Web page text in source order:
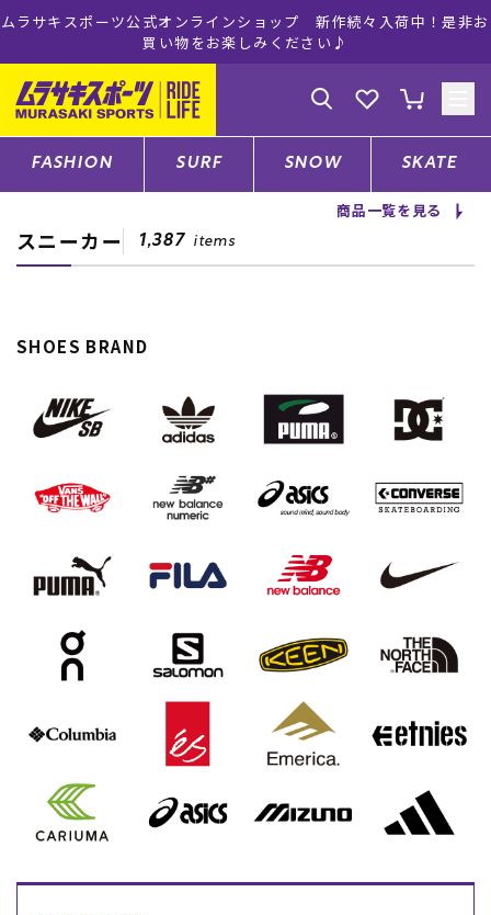
ムラサキスポーツ公式オンラインショップ 新作続々入荷中！是非お
買い物をお楽しみください♪
ゲスト様
ログイン 会員登録
店舗一覧
ファッションTOP
スケートTOP
ブランド一覧
RIDE LIFE MAGAZINE一
スタッフスナップ
中古/アウトレット スノ
SUPPORT
ご利用ガイド
会員ランク
ギフトラッピング
アフターサポート
店舗一覧
FASHION SURF SNOW SKATE
商品一覧を見る
スニーカー 1,387 items
SHOES BRAND